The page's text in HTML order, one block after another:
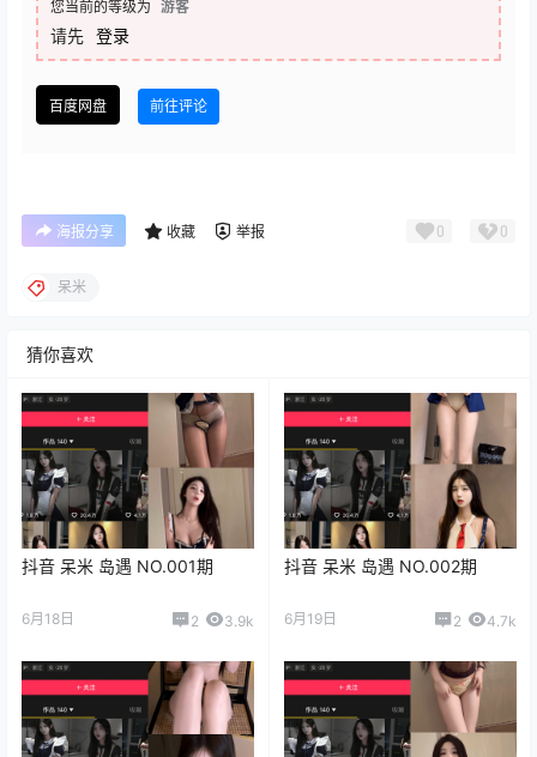
您当前的等级为 游客
请先 登录
百度网盘 前往评论
海报分享 收藏 举报 0 0
呆米
猜你喜欢
抖音 呆米 岛遇 NO.001期
6月18日 2 3.9k
抖音 呆米 岛遇 NO.002期
6月19日 2 4.7k